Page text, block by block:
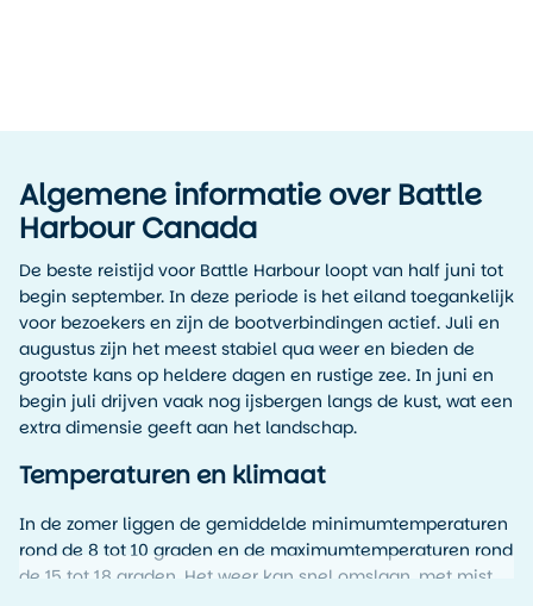
Algemene informatie over Battle
Harbour Canada
De beste reistijd voor Battle Harbour loopt van half juni tot
begin september. In deze periode is het eiland toegankelijk
voor bezoekers en zijn de bootverbindingen actief. Juli en
augustus zijn het meest stabiel qua weer en bieden de
grootste kans op heldere dagen en rustige zee. In juni en
begin juli drijven vaak nog ijsbergen langs de kust, wat een
extra dimensie geeft aan het landschap.
Temperaturen en klimaat
In de zomer liggen de gemiddelde minimumtemperaturen
rond de 8 tot 10 graden en de maximumtemperaturen rond
de 15 tot 18 graden. Het weer kan snel omslaan, met mist,